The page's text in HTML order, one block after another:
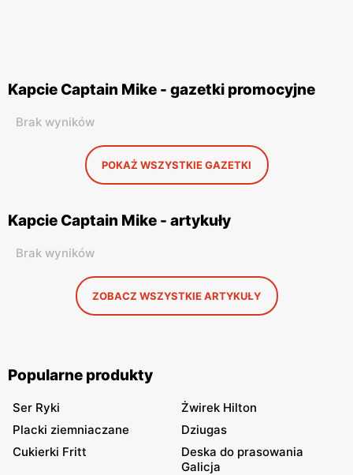
Kapcie Captain Mike - gazetki promocyjne
Brak wyników
POKAŻ WSZYSTKIE GAZETKI
Kapcie Captain Mike - artykuły
Brak wyników
ZOBACZ WSZYSTKIE ARTYKUŁY
Popularne produkty
Ser Ryki
Żwirek Hilton
Placki ziemniaczane
Dziugas
Cukierki Fritt
Deska do prasowania
Galicja